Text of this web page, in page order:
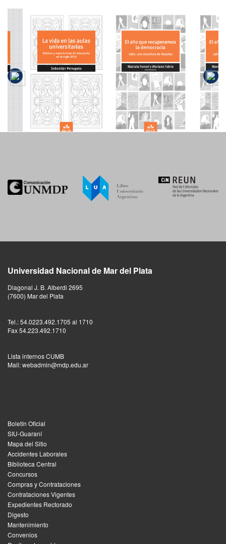
La vida en
las aulas
universitarias
El año que
recuperamos
la
democracia
El
Universidad Nacional de Mar del Plata
Diagonal J. B. Alberdi 2695
(7600) Mar del Plata
Tel.: 54.0223.492.1705 al 1710
Fax 54.223.492.1710
Lista internos CUMB
Mail: webadmin@mdp.edu.ar
Boletín Oficial
SIU-Guaraní
Mapa del Sitio
Accidentes Laborales
Biblioteca Central
Concursos
Compras y Contrataciones
Contrataciones Vigentes
Expedientes Rectorado
Digesto
Mantenimiento
Convenios